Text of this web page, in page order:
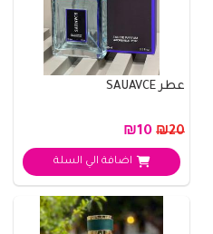
عطر SAUAVCE
₪20
اضافة الي السلة